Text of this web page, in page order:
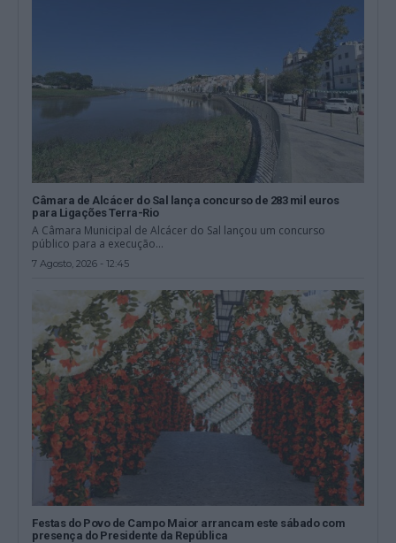
Câmara de Alcácer do Sal lança concurso de 283 mil euros
para Ligações Terra-Rio
A Câmara Municipal de Alcácer do Sal lançou um concurso
público para a execução...
7 Agosto, 2026 - 12:45
Festas do Povo de Campo Maior arrancam este sábado com
presença do Presidente da República